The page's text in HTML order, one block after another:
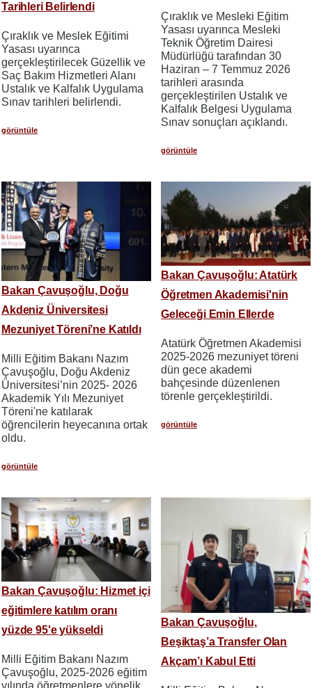
Tarihleri Belirlendi
Çıraklık ve Meslek Eğitimi
Yasası uyarınca
gerçekleştirilecek Güzellik ve
Saç Bakım Hizmetleri Alanı
Ustalık ve Kalfalık Uygulama
Sınav tarihleri belirlendi.
görüntüle
Çıraklık ve Mesleki Eğitim
Yasası uyarınca Mesleki
Teknik Öğretim Dairesi
Müdürlüğü tarafından 30
Haziran – 7 Temmuz 2026
tarihleri arasında
gerçekleştirilen Ustalık ve
Kalfalık Belgesi Uygulama
Sınav sonuçları açıklandı.
görüntüle
Bakan Çavuşoğlu, Doğu
Akdeniz Üniversitesi
Mezuniyet Töreni’ne Katıldı
Milli Eğitim Bakanı Nazım
Çavuşoğlu, Doğu Akdeniz
Üniversitesi’nin 2025- 2026
Akademik Yılı Mezuniyet
Töreni'ne katılarak
öğrencilerin heyecanına ortak
oldu.
görüntüle
Bakan Çavuşoğlu: Atatürk
Öğretmen Akademisi'nin
Geleceği Emin Ellerde
Atatürk Öğretmen Akademisi
2025-2026 mezuniyet töreni
dün gece akademi
bahçesinde düzenlenen
törenle gerçekleştirildi.
görüntüle
Bakan Çavuşoğlu: Hizmet içi
eğitimlere katılım oranı
yüzde 95'e yükseldi
Milli Eğitim Bakanı Nazım
Çavuşoğlu, 2025-2026 eğitim
yılında öğretmenlere yönelik
Bakan Çavuşoğlu,
Beşiktaş’a Transfer Olan
Akçam’ı Kabul Etti